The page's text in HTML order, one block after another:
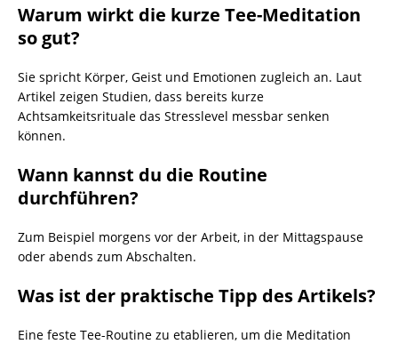
Warum wirkt die kurze Tee-Meditation
so gut?
Sie spricht Körper, Geist und Emotionen zugleich an. Laut
Artikel zeigen Studien, dass bereits kurze
Achtsamkeitsrituale das Stresslevel messbar senken
können.
Wann kannst du die Routine
durchführen?
Zum Beispiel morgens vor der Arbeit, in der Mittagspause
oder abends zum Abschalten.
Was ist der praktische Tipp des Artikels?
Eine feste Tee-Routine zu etablieren, um die Meditation